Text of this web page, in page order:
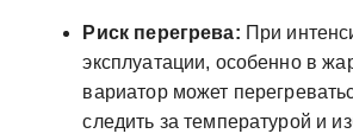
Риск перегрева: При
эксплуатации, особенно в
вариатор может
следить за температурой и